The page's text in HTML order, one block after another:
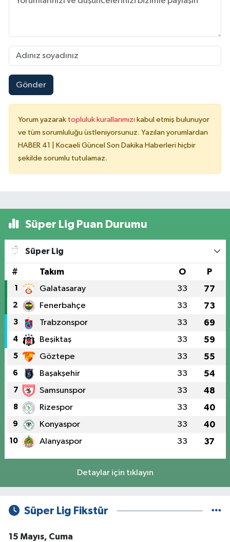
Gönder
Yorum yazarak topluluk kurallarımızı kabul etmiş bulunuyor
ve tüm sorumluluğu üstleniyorsunuz. Yazılan yorumlardan
HABER 41 | Kocaeli Güncel Son Dakika Haberleri hiçbir
şekilde sorumlu tutulamaz.
Süper Lig Puan Durumu
Süper Lig
# Takım O P
1 Galatasaray 33 77
2 Fenerbahçe 33 73
3 Trabzonspor 33 69
4 Beşiktaş 33 59
5 Göztepe 33 55
6 Başakşehir 33 54
7 Samsunspor 33 48
8 Rizespor 33 40
9 Konyaspor 33 40
10 Alanyaspor 33 37
Detaylar için tıklayın
Süper Lig Fikstür
15 Mayıs, Cuma